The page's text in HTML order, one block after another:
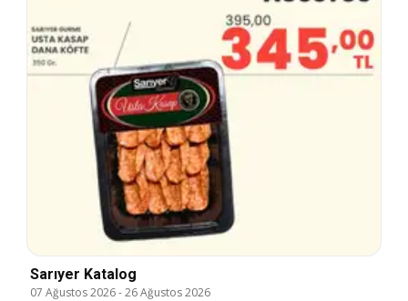
Sarıyer Katalog
07 Ağustos 2026-26 Ağustos 2026